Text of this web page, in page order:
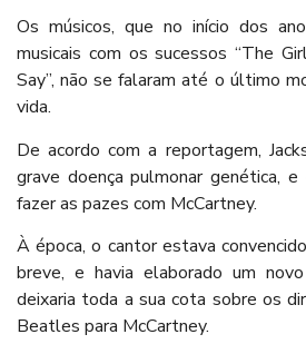
Os músicos, que no início dos
musicais com os sucessos “The
Say”, não se falaram até o último
vida.
De acordo com a reportagem,
grave doença pulmonar genética,
fazer as pazes com McCartney.
À época, o cantor estava
breve, e havia elaborado um
deixaria toda a sua cota sobre os
Beatles para McCartney.